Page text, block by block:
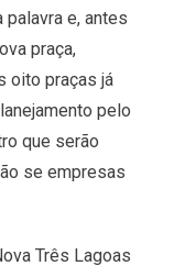
e, antes
praça,
oito praças já
pelo
que serão
se empresas
Três Lagoas